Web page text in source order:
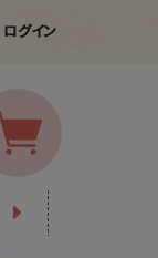
ログイン